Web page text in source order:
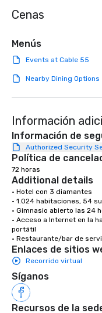
Cenas
Menús
Events at Cable 55
Nearby Dining Options
Información
Información de
Authorized Security
Política de
72 horas
Additional details
• Hotel con 3 diamantes
• 1.024 habitaciones, 54
• Gimnasio abierto las 24
• Acceso a Internet en la
portátil
• Restaurante/bar de
Enlaces de sitios
Recorrido virtual
Síganos
Recursos de la